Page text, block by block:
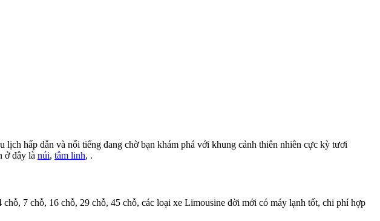
hấp dẫn và nổi tiếng đang chờ bạn khám phá với khung cảnh thiên nhiên cực kỳ tươi
ở đây là núi, tâm linh, .
7 chỗ, 16 chỗ, 29 chỗ, 45 chỗ, các loại xe Limousine đời mới có máy lạnh tốt, chi phí hợp